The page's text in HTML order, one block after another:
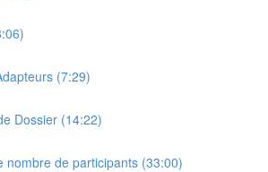
(7:29)
Dossier (14:22)
nombre de participants (33:00)